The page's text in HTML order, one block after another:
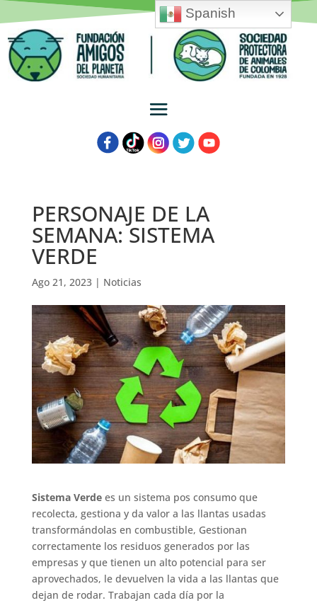
PERSONAJE DE LA
SEMANA: SISTEMA
VERDE
Ago 21, 2023| Noticias
Sistema Verdees un sistema pos consumo que
recolecta, gestiona y da valor a las llantas usadas
transformándolas en combustible, Gestionan
correctamente los residuos generados por las
empresas y que tienen un alto potencial para ser
aprovechados, le devuelven la vida a las llantas que
dejan de rodar. Trabajan cada día por la
Spanish